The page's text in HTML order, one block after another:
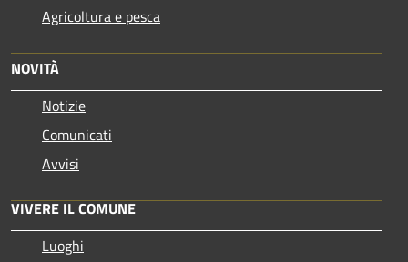
Agricoltura e pesca
NOVITÀ
Notizie
Comunicati
Avvisi
VIVERE IL COMUNE
Luoghi